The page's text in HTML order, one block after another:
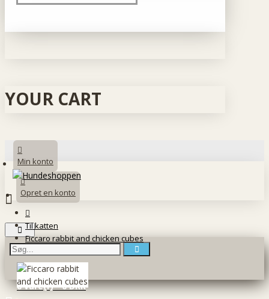
YOUR CART
Min konto
Opret en konto
0 vare(r) - 0 DKK
Til katten
Ficcaro rabbit and chicken cubes